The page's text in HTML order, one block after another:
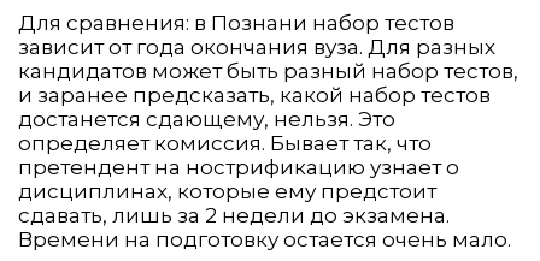
Для сравнения: в Познани набор тестов
зависит от года окончания вуза. Для разных
кандидатов может быть разный набор тестов,
и заранее предсказать, какой набор тестов
достанется сдающему, нельзя. Это
определяет комиссия. Бывает так, что
претендент на нострификацию узнает о
дисциплинах, которые ему предстоит
сдавать, лишь за 2 недели до экзамена.
Времени на подготовку остается очень мало.